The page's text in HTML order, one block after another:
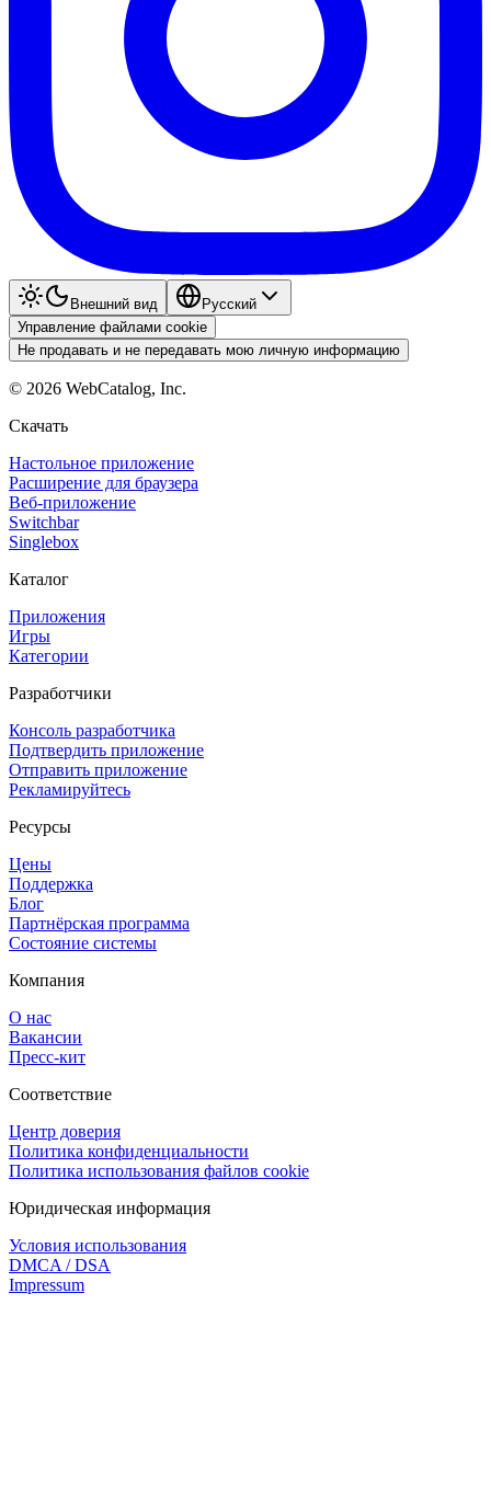
Внешний вид
Pyccкий
Управление файлами cookie
Не продавать и не передавать мою личную информацию
© 2026 WebCatalog, Inc.
Скачать
Настольное приложение
Расширение для браузера
Веб-приложение
Switchbar
Singlebox
Каталог
Приложения
Игры
Категории
Разработчики
Консоль разработчика
Подтвердить приложение
Отправить приложение
Рекламируйтесь
Ресурсы
Цены
Поддержка
Блог
Партнёрская программа
Состояние системы
Компания
О нас
Вакансии
Пресс-кит
Соответствие
Центр доверия
Политика конфиденциальности
Политика использования файлов cookie
Юридическая информация
Условия использования
DMCA / DSA
Impressum